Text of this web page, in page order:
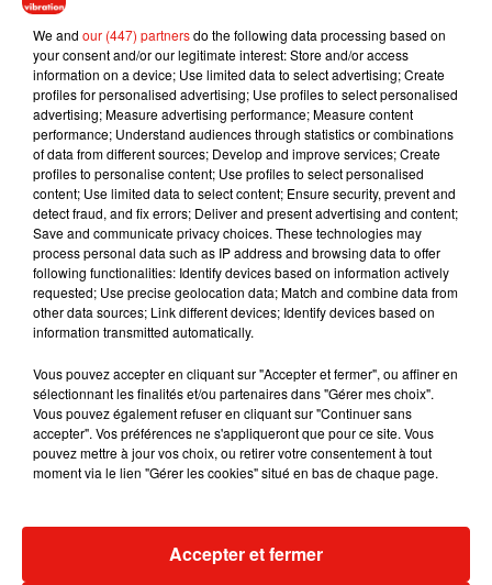
Afficher l'élément
Musique
Julien Lieb s’essaye à la vie de
chatelain dans son nouveau clip
Madonna
Sensation »
+ DE MUSIQUE
We and our (447) partnersdo the following data processing based on
your consent and/or our legitimate interest: Store and/or access
information on a device; Use limited data to select advertising; Create
profiles for personalised advertising; Use profiles to select personalised
advertising; Measure advertising performance; Measure content
performance; Understand audiences through statistics or combinations
of data from different sources; Develop and improve services; Create
profiles to personalise content; Use profiles to select personalised
content; Use limited data to select content; Ensure security, prevent and
detect fraud, and fix errors; Deliver and present advertising and content;
Save and communicate privacy choices. These technologies may
process personal data such as IP address and browsing data to offer
following functionalities: Identify devices based on information actively
requested; Use precise geolocation data; Match and combine data from
other data sources; Link different devices; Identify devices based on
information transmitted automatically.
Vous pouvez accepter en cliquant sur "Accepter et fermer", ou affiner en
sélectionnant les finalités et/ou partenaires dans "Gérer mes choix".
Vous pouvez également refuser en cliquant sur "Continuer sans
accepter". Vos préférences ne s'appliqueront que pour ce site. Vous
pouvez mettre à jour vos choix, ou retirer votre consentement à tout
moment via le lien "Gérer les cookies" situé en bas de chaque page.
Accepter et fermer